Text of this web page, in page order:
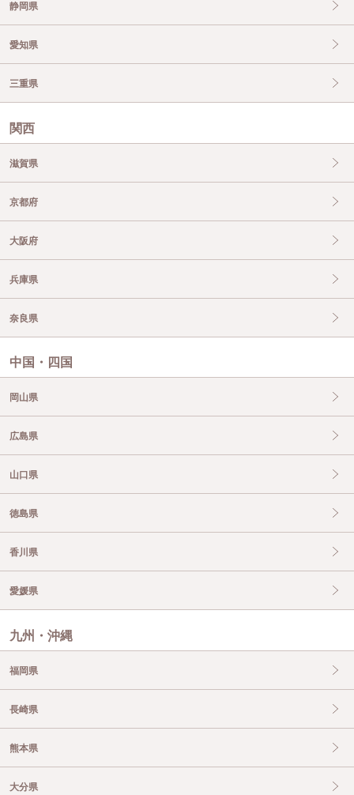
静岡県
愛知県
三重県
関西
滋賀県
京都府
大阪府
兵庫県
奈良県
中国・四国
岡山県
広島県
山口県
徳島県
香川県
愛媛県
九州・沖縄
福岡県
長崎県
熊本県
大分県